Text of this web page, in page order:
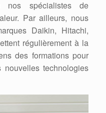
nos spécialistes de
Par ailleurs, nous
Daikin, Hitachi,
régulièrement à la
des formations pour
technologies